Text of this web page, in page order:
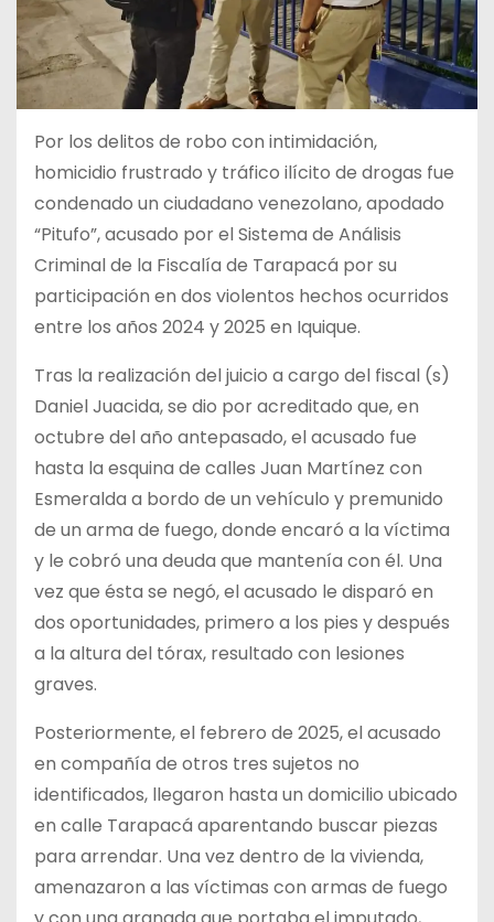
Por los delitos de robo con intimidación,
homicidio frustrado y tráfico ilícito de drogas fue
condenado un ciudadano venezolano, apodado
“Pitufo”, acusado por el Sistema de Análisis
Criminal de la Fiscalía de Tarapacá por su
participación en dos violentos hechos ocurridos
entre los años 2024 y 2025 en Iquique.
Tras la realización del juicio a cargo del fiscal (s)
Daniel Juacida, se dio por acreditado que, en
octubre del año antepasado, el acusado fue
hasta la esquina de calles Juan Martínez con
Esmeralda a bordo de un vehículo y premunido
de un arma de fuego, donde encaró a la víctima
y le cobró una deuda que mantenía con él. Una
vez que ésta se negó, el acusado le disparó en
dos oportunidades, primero a los pies y después
a la altura del tórax, resultado con lesiones
graves.
Posteriormente, el febrero de 2025, el acusado
en compañía de otros tres sujetos no
identificados, llegaron hasta un domicilio ubicado
en calle Tarapacá aparentando buscar piezas
para arrendar. Una vez dentro de la vivienda,
amenazaron a las víctimas con armas de fuego